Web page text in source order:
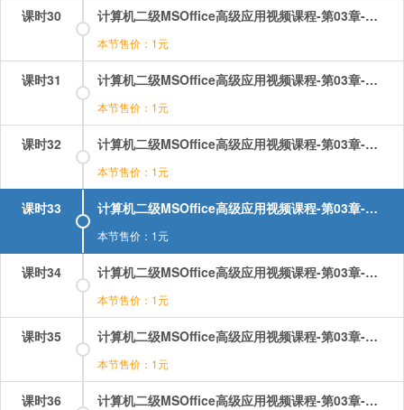
课时30 计算机二级MSOffice高级应用视频课程-第03章-操作：公式和函数&u2014（lookup,mid）.mp4
本节售价：1元
课时31 计算机二级MSOffice高级应用视频课程-第03章-操作：公式和函数&u2014（right,left,len,trim）.mp4
本节售价：1元
课时32 计算机二级MSOffice高级应用视频课程-第03章-操作：公式和函数&u2014（sum,sumif,sumifs）（1）.mp4
本节售价：1元
课时33 计算机二级MSOffice高级应用视频课程-第03章-操作：公式和函数&u2014（sum,sumif,sumifs）（2）.mp4
本节售价：1元
课时34 计算机二级MSOffice高级应用视频课程-第03章-操作：公式和函数&u2014（vlookup,hlookup）.mp4
本节售价：1元
课时35 计算机二级MSOffice高级应用视频课程-第03章-操作：合并计算排序.mp4
本节售价：1元
课时36 计算机二级MSOffice高级应用视频课程-第03章-操作：图表.mp4